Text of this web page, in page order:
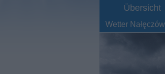
Übersicht
Wetter Nałęczów